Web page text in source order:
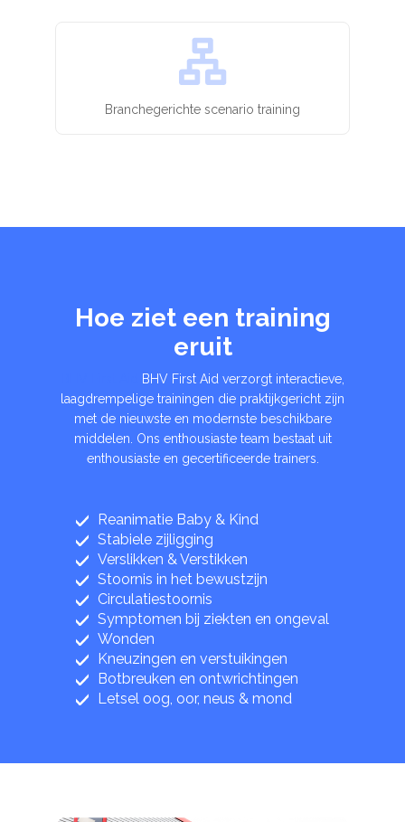
Branchegerichte scenario training
Hoe ziet een training
eruit
BHV First Aid verzorgt interactieve,
laagdrempelige trainingen die praktijkgericht zijn
met de nieuwste en modernste beschikbare
middelen. Ons enthousiaste team bestaat uit
enthousiaste en gecertificeerde trainers.
Reanimatie Baby & Kind
Stabiele zijligging
Verslikken & Verstikken
Stoornis in het bewustzijn
Circulatiestoornis
Symptomen bij ziekten en ongeval
Wonden
Kneuzingen en verstuikingen
Botbreuken en ontwrichtingen
Letsel oog, oor, neus & mond